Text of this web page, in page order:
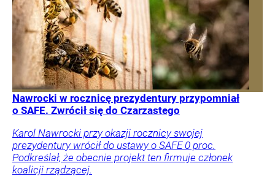
Nawrocki w rocznicę prezydentury przypomniał
o SAFE. Zwrócił się do Czarzastego
Karol Nawrocki przy okazji rocznicy swojej
prezydentury wrócił do ustawy o SAFE 0 proc.
Podkreślał, że obecnie projekt ten firmuje członek
koalicji rządzącej.